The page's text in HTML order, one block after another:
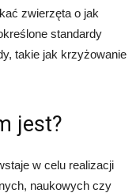
zwierzęta o jak
standardy
takie jak krzyżowanie
jest?
w celu realizacji
naukowych czy